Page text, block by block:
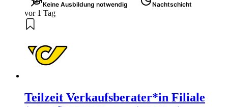
Keine Ausbildung notwendig Nachtschicht
vor 1 Tag
Teilzeit Verkaufsberater*in Filiale